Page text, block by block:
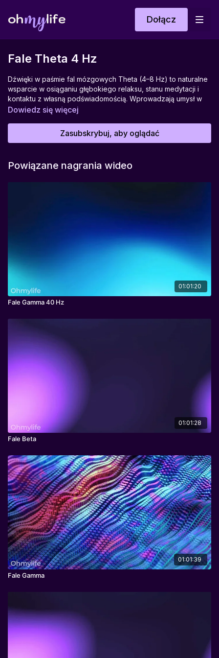
Dołącz
Fale Theta 4 Hz
Dźwięki w paśmie fal mózgowych Theta (4–8 Hz) to naturalne
wsparcie w osiąganiu głębokiego relaksu, stanu medytacji i
kontaktu z własną podświadomością. Wprowadzają umysł w
przestrzeń pomiędzy snem a jawą, gdzie łatwiej o wglądy,
szczególnie polecane do wieczornego wyciszenia, medytacji
prowadzonych, pracy z emocjami czy praktyk mindfulness.
Wyciszeniu myśli, odprężeniu, odzyskaniu wewnętrznej
równowagi, pracy z emocjami i intuicją.
Dowiedz się więcej
Zasubskrybuj, aby oglądać
Powiązane nagrania wideo
01:01:20
Fale Gamma 40 Hz
01:01:28
Fale Beta
01:01:39
Fale Gamma